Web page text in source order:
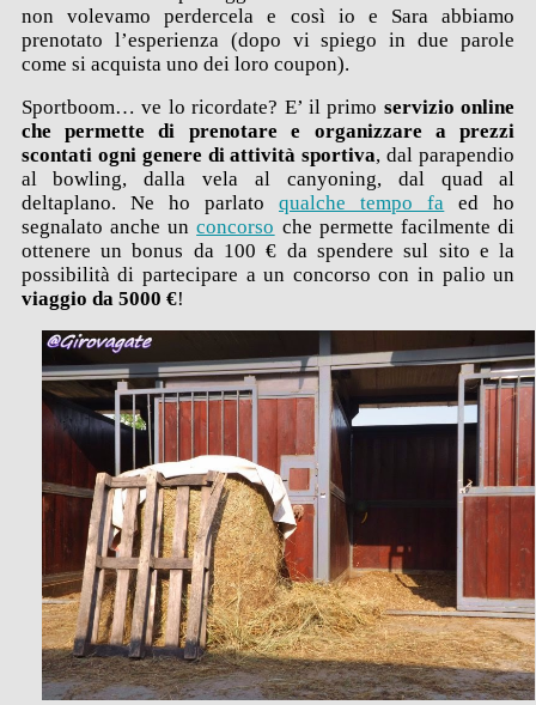
non volevamo perdercela e così io e Sara abbiamo
prenotato l’esperienza (dopo vi spiego in due parole
come si acquista uno dei loro coupon).
Sportboom… ve lo ricordate? E’ il primo servizio online
che permette di prenotare e organizzare a prezzi
scontati ogni genere di attività sportiva, dal parapendio
al bowling, dalla vela al canyoning, dal quad al
deltaplano. Ne ho parlato qualche tempo fa ed ho
segnalato anche unconcorso che permette facilmente di
ottenere un bonus da 100 € da spendere sul sito e la
possibilità di partecipare a un concorso con in palio un
viaggio da 5000 €!